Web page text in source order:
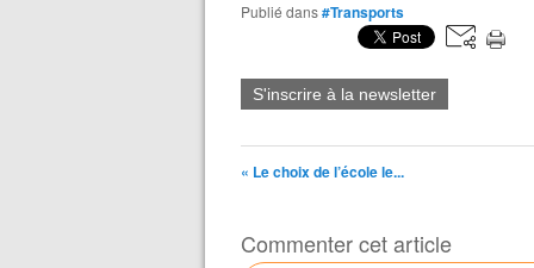
Publié dans#Transports
S'inscrire à la newsletter
« Le choix de l’école le...
Commenter cet article